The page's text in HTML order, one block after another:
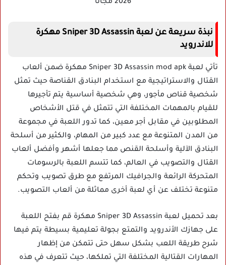
نبذة سريعة عن لعبة Sniper 3D Assassin مهكرة
للاندرويد
تأتي لعبة Sniper 3D Assassin mod apk مهكرة ضمن ألعاب
القتال والاستراتيجية مع استخدام البنادق القناصة حيث تمثل
شخصية قناص مأجور، وهي شخصية أساسية يتم تأجيرها
للقيام بالمهمات المختلفة التي تتمثل في قتل الأشخاص
المطلوبين في مقابل أجر معين، كما تدور اللعبة في مجموعة
من المدن المتنوعة مع عدد كبير من المهام، والكثير من أسلحة
البنادق الآلية وأسلحة القنص مما جعلها أشهر وأفضل ألعاب
القتال والتصويب في العالم، كما تتسم اللعبة بالرسومات
المتحركة الرائعة والجرافيك المرتفع مع طرق تصويب وتحكم
متنوعة تختلف عن أي لعبة أخرى مماثلة من ألعاب التصويب.
بعد تحميل لعبة Sniper 3D Assassin مهكرة قم بفتح اللعبة
على جهازك الأندرويد والتمتع بجولة تعليمية بسيطة يتم فيها
شرح طريقة اللعب بشكل سهل حتى تتمكن من إظهار
المهارات القتالية المختلفة التي تملكها، حيث تتعرف في هذه